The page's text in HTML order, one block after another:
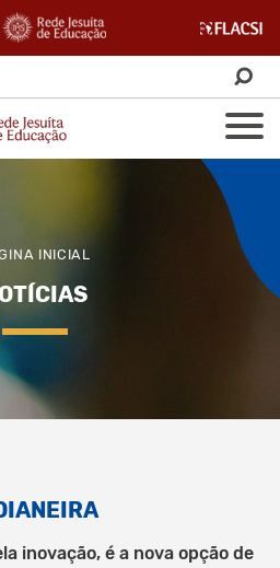
INICIAL
inovação, é a nova opção de